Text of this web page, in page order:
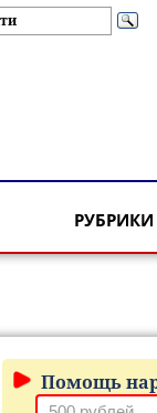
РУБРИКИ
Помощь